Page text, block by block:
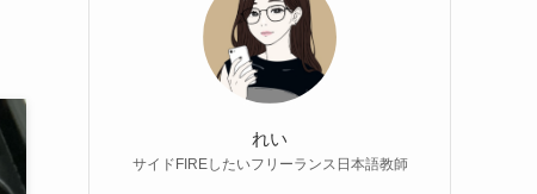
れい
サイドFIREしたいフリーランス日本語教師